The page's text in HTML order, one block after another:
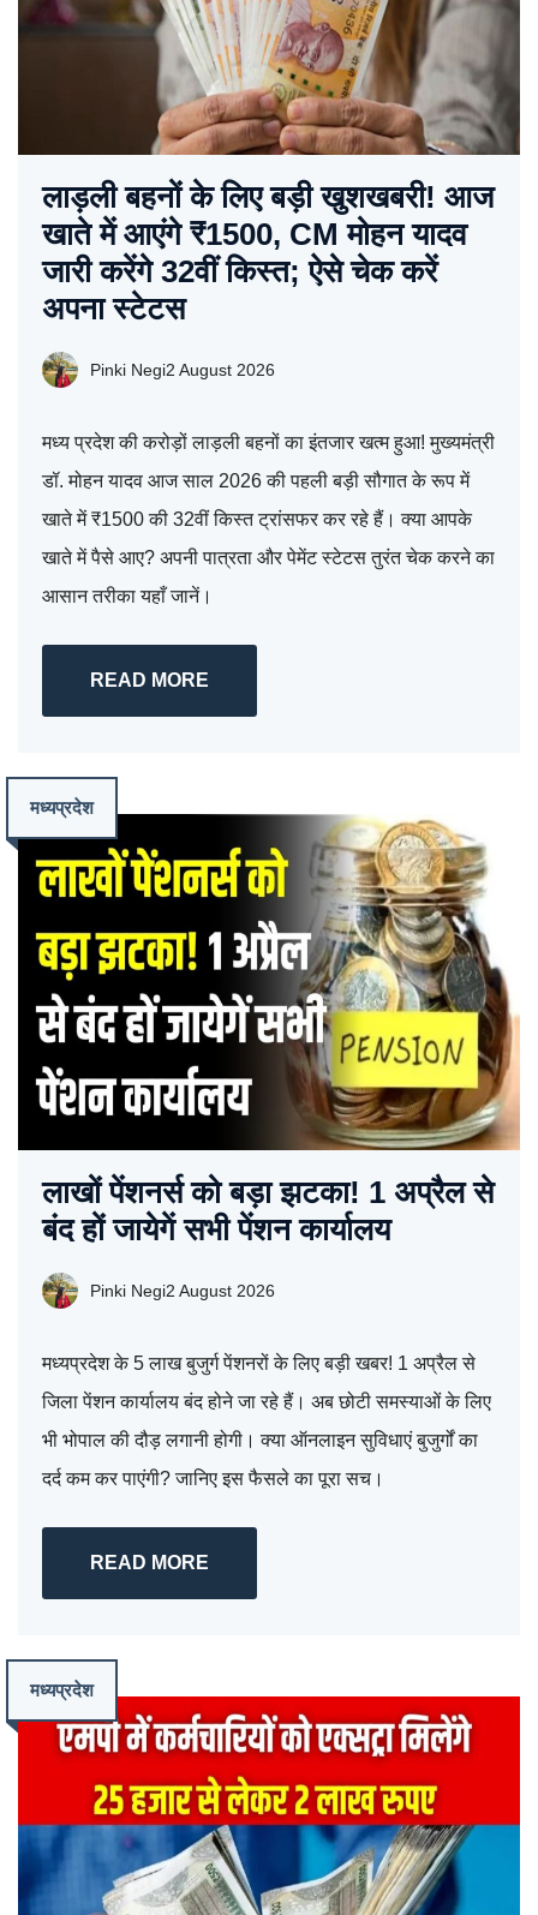
लाड़ली बहनों के लिए बड़ी खुशखबरी! आज
खाते में आएंगे ₹1500, CM मोहन यादव
जारी करेंगे 32वीं किस्त; ऐसे चेक करें
अपना स्टेटस
Pinki Negi2 August 2026
मध्य प्रदेश की करोड़ों लाड़ली बहनों का इंतजार खत्म हुआ! मुख्यमंत्री
डॉ. मोहन यादव आज साल 2026 की पहली बड़ी सौगात के रूप में
खाते में ₹1500 की 32वीं किस्त ट्रांसफर कर रहे हैं। क्या आपके
खाते में पैसे आए? अपनी पात्रता और पेमेंट स्टेटस तुरंत चेक करने का
आसान तरीका यहाँ जानें।
READ MORE
मध्यप्रदेश
लाखों पेंशनर्स को बड़ा झटका! 1 अप्रैल से
बंद हों जायेगें सभी पेंशन कार्यालय
Pinki Negi2 August 2026
मध्यप्रदेश के 5 लाख बुजुर्ग पेंशनरों के लिए बड़ी खबर! 1 अप्रैल से
जिला पेंशन कार्यालय बंद होने जा रहे हैं। अब छोटी समस्याओं के लिए
भी भोपाल की दौड़ लगानी होगी। क्या ऑनलाइन सुविधाएं बुजुर्गों का
दर्द कम कर पाएंगी? जानिए इस फैसले का पूरा सच।
READ MORE
मध्यप्रदेश